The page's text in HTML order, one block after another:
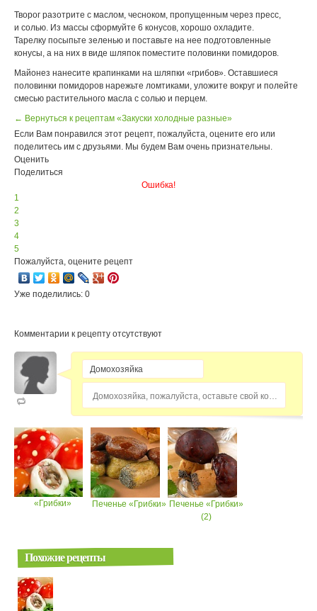
Творог разотрите с маслом, чесноком, пропущенным через пресс,
и солью. Из массы сформуйте 6 конусов, хорошо охладите.
Тарелку посыпьте зеленью и поставьте на нее подготовленные
конусы, а на них в виде шляпок поместите половинки помидоров.
Майонез нанесите крапинками на шляпки «грибов». Оставшиеся
половинки помидоров нарежьте ломтиками, уложите вокруг и полейте
смесью растительного масла с солью и перцем.
← Вернуться к рецептам «Закуски холодные разные»
Если Вам понравился этот рецепт, пожалуйста, оцените его или
поделитесь им с друзьями. Мы будем Вам очень признательны.
Оценить
Поделиться
Ошибка!
1
2
3
4
5
Пожалуйста, оцените рецепт
Уже поделились: 0
Комментарии к рецепту отсутствуют
Домохозяйка, пожалуйста, оставьте свой комментарий...
«Грибки» Печенье «Грибки» Печенье «Грибки»
(2)
Похожие рецепты